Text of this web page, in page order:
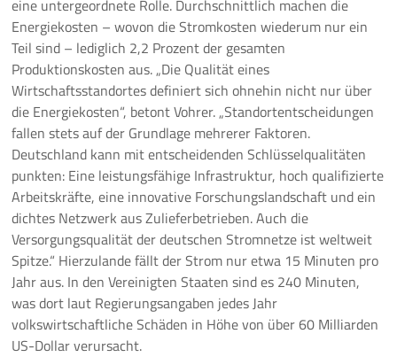
eine untergeordnete Rolle. Durchschnittlich machen die
Energiekosten – wovon die Stromkosten wiederum nur ein
Teil sind – lediglich 2,2 Prozent der gesamten
Produktionskosten aus. „Die Qualität eines
Wirtschaftsstandortes definiert sich ohnehin nicht nur über
die Energiekosten“, betont Vohrer. „Standortentscheidungen
fallen stets auf der Grundlage mehrerer Faktoren.
Deutschland kann mit entscheidenden Schlüsselqualitäten
punkten: Eine leistungsfähige Infrastruktur, hoch qualifizierte
Arbeitskräfte, eine innovative Forschungslandschaft und ein
dichtes Netzwerk aus Zulieferbetrieben. Auch die
Versorgungsqualität der deutschen Stromnetze ist weltweit
Spitze.“ Hierzulande fällt der Strom nur etwa 15 Minuten pro
Jahr aus. In den Vereinigten Staaten sind es 240 Minuten,
was dort laut Regierungsangaben jedes Jahr
volkswirtschaftliche Schäden in Höhe von über 60 Milliarden
US-Dollar verursacht.